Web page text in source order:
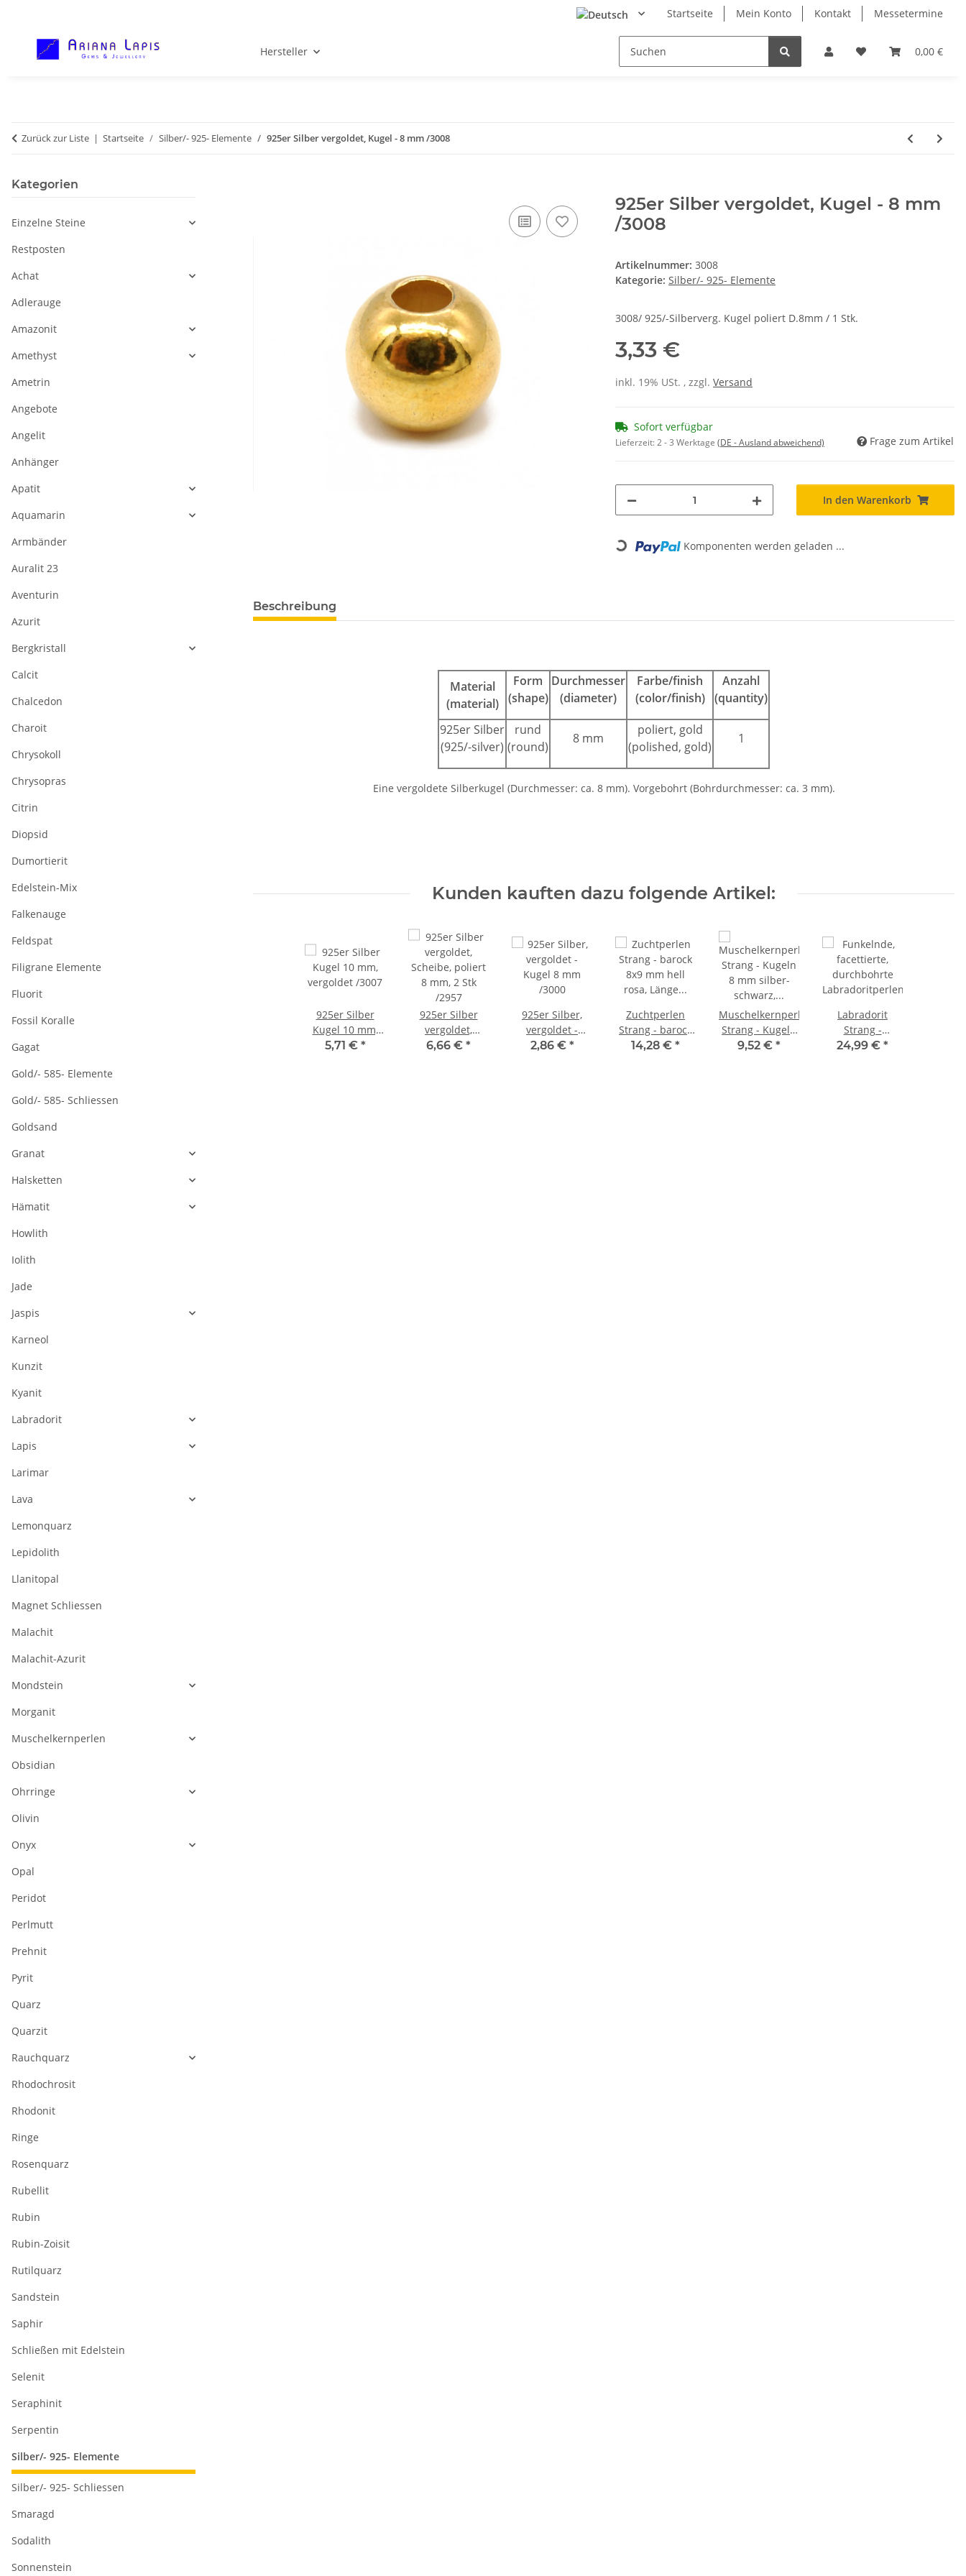
Startseite Mein Konto Kontakt Messetermine
0,00 €
Hersteller
Zurück zur Liste Startseite Silber/- 925- Elemente 925er Silber vergoldet, Kugel - 8 mm /3008
925er Silber vergoldet, Kugel - 8 mm
/3008
Artikelnummer: 3008
Kategorie: Silber/- 925- Elemente
3008/ 925/-Silberverg. Kugel poliert D.8mm / 1 Stk.
3,33 €
inkl. 19% USt. , zzgl. Versand
Sofort verfügbar
Lieferzeit:2 - 3 Werktage (DE - Ausland abweichend) Frage zum Artikel
In den Warenkorb
Loading... Komponenten werden geladen ...
Beschreibung
Material
(material)
Form
(shape)
Durchmesser
(diameter)
Farbe/finish
(color/finish)
Anzahl
(quantity)
925er Silber
(925/-silver)
rund
(round)
8 mm
poliert, gold
(polished, gold)
1
Eine vergoldete Silberkugel (Durchmesser: ca. 8 mm). Vorgebohrt (Bohrdurchmesser: ca. 3 mm).
Kunden kauften dazu folgende Artikel:
925er Silber
Kugel 10 mm,
vergoldet /3007
5,71 € *
925er Silber
vergoldet,
Scheibe, poliert
6,66 € *
925er Silber,
vergoldet -
Kugel 8 mm
2,86 € *
Zuchtperlen
Strang - barock
8x9 mm hell
14,28 € *
Muschelkernperlen
Strang - Kugeln
8 mm silber-
9,52 € *
Labradorit
Strang -
facettierte
24,99 € *
Kategorien
Einzelne Steine
Restposten
Achat
Adlerauge
Amazonit
Amethyst
Ametrin
Angebote
Angelit
Anhänger
Apatit
Aquamarin
Armbänder
Auralit 23
Aventurin
Azurit
Bergkristall
Calcit
Chalcedon
Charoit
Chrysokoll
Chrysopras
Citrin
Diopsid
Dumortierit
Edelstein-Mix
Falkenauge
Feldspat
Filigrane Elemente
Fluorit
Fossil Koralle
Gagat
Gold/- 585- Elemente
Gold/- 585- Schliessen
Goldsand
Granat
Halsketten
Hämatit
Howlith
Iolith
Jade
Jaspis
Karneol
Kunzit
Kyanit
Labradorit
Lapis
Larimar
Lava
Lemonquarz
Lepidolith
Llanitopal
Magnet Schliessen
Malachit
Malachit-Azurit
Mondstein
Morganit
Muschelkernperlen
Obsidian
Ohrringe
Olivin
Onyx
Opal
Peridot
Perlmutt
Prehnit
Pyrit
Quarz
Quarzit
Rauchquarz
Rhodochrosit
Rhodonit
Ringe
Rosenquarz
Rubellit
Rubin
Rubin-Zoisit
Rutilquarz
Sandstein
Saphir
Schließen mit Edelstein
Selenit
Seraphinit
Serpentin
Silber/- 925- Elemente
Silber/- 925- Schliessen
Smaragd
Sodalith
Sonnenstein